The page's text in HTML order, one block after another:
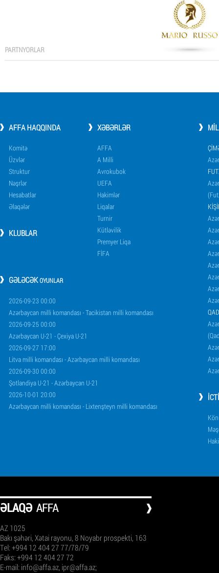
PARTNYORLAR
AFFA HAQQINDA
Komitə
Üzvlər
Struktur
Nəşrlər
Hesabatlar
Əlaqələr
KLUBLAR
XƏBƏRLƏR
AFFA
A Milli
Avrokubok
UEFA
Hakimlər
Liqalar
Turnir
Kütləvilik
Premyer Liqa
FİFA
GƏLƏCƏKOYUNLAR
2026-09-23 00:00
Azərbaycan milli komandası - Tacikistan milli komandası
2026-09-25 00:00
Azərbaycan U-21 - Çexiya U-21
2026-09-27 17:00
Litva milli komandası - Azərbaycan milli komandası
2026-09-30 00:00
Şotlandiya U-21 - Azərbaycan U-21
2026-10-01 20:00
Azərbaycan milli komandası - Lixtenşteyn milli komandası
ƏLAQƏ AFFA
AZ 1025
Bakı şəhəri, Xətai rayonu, 8 Noyabr prospekti, 163
Tel: +994 12 404 27 77/78/79
Faks: +994 12 404 27 72
E-mail: info@affa.az, ipr@affa.az;